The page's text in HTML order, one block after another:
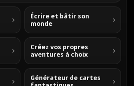
Écrire et bâtir son
monde
Créez vos propres
aventures à choix
Générateur de cartes